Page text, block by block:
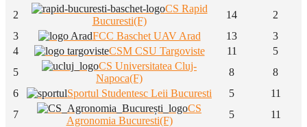
2
CS Rapid
Bucuresti(F)
14
2
3
FCC Baschet UAV Arad 13
3
4
CSM CSU Targoviste 11
5
5
CS Universitatea Cluj-
Napoca(F)
8
8
6
Sportul Studentesc Leii Bucuresti 5
11
7
CS
Agronomia Bucuresti(F)
5 11